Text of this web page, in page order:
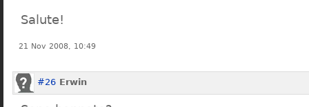
Salute!
21 Nov 2008, 10:49
#26 Erwin